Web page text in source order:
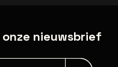
nieuwsbrief